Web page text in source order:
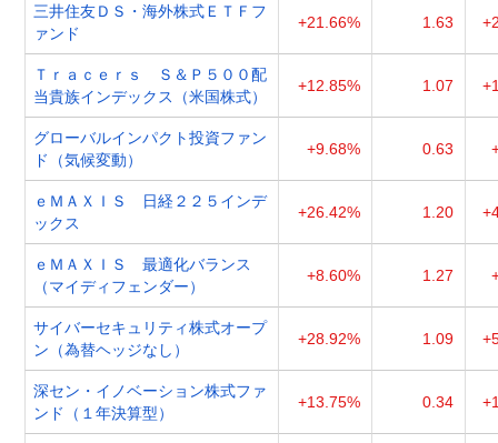
三井住友ＤＳ・海外株式ＥＴＦフ
ァンド
+21.66% 1.63
Ｔｒａｃｅｒｓ Ｓ＆Ｐ５００配
当貴族インデックス（米国株式）
+12.85% 1.07
グローバルインパクト投資ファン
ド（気候変動）
+9.68% 0.63
ｅＭＡＸＩＳ 日経２２５インデ
ックス
+26.42% 1.20
ｅＭＡＸＩＳ 最適化バランス
（マイディフェンダー）
+8.60% 1.27
サイバーセキュリティ株式オープ
ン（為替ヘッジなし）
+28.92% 1.09
深セン・イノベーション株式ファ
ンド（１年決算型）
+13.75% 0.34